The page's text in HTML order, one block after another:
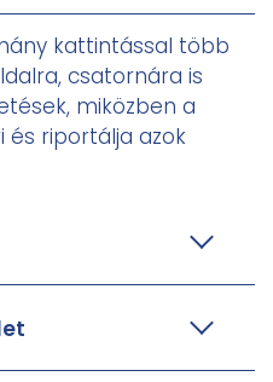
kattintással több
csatornára is
miközben a
és riportálja azok